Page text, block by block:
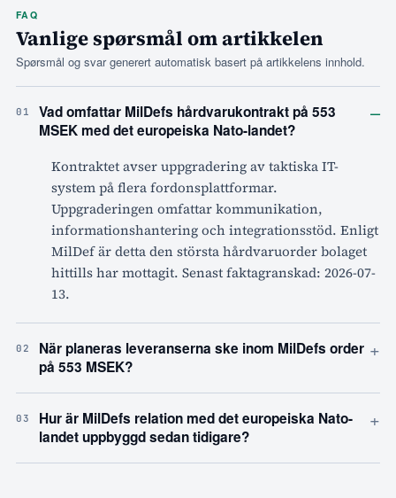
FAQ
Vanlige spørsmål om artikkelen
Spørsmål og svar generert automatisk basert på artikkelens innhold.
01
Vad omfattar MilDefs hårdvarukontrakt på 553
MSEK med det europeiska Nato-landet?
–
Kontraktet avser uppgradering av taktiska IT-
system på flera fordonsplattformar.
Uppgraderingen omfattar kommunikation,
informationshantering och integrationsstöd. Enligt
MilDef är detta den största hårdvaruorder bolaget
hittills har mottagit. Senast faktagranskad: 2026-07-
13.
02
När planeras leveranserna ske inom MilDefs order
på 553 MSEK?
+
03
Hur är MilDefs relation med det europeiska Nato-
landet uppbyggd sedan tidigare?
+